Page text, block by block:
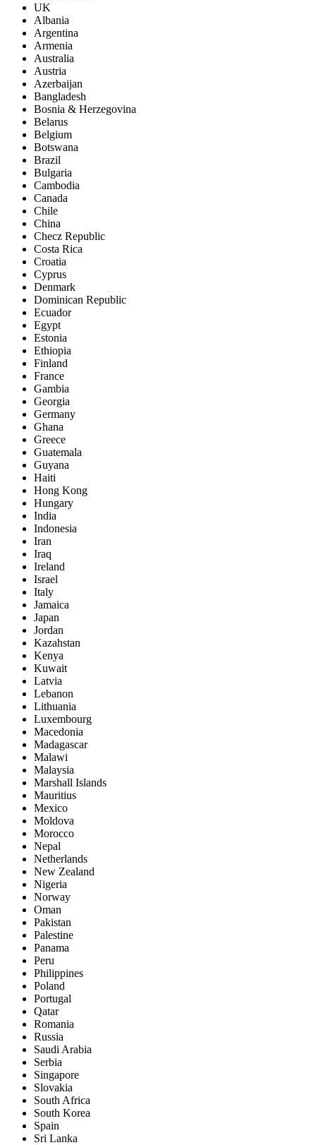
UK
Albania
Argentina
Armenia
Australia
Austria
Azerbaijan
Bangladesh
Bosnia & Herzegovina
Belarus
Belgium
Botswana
Brazil
Bulgaria
Cambodia
Canada
Chile
China
Checz Republic
Costa Rica
Croatia
Cyprus
Denmark
Dominican Republic
Ecuador
Egypt
Estonia
Ethiopia
Finland
France
Gambia
Georgia
Germany
Ghana
Greece
Guatemala
Guyana
Haiti
Hong Kong
Hungary
India
Indonesia
Iran
Iraq
Ireland
Israel
Italy
Jamaica
Japan
Jordan
Kazahstan
Kenya
Kuwait
Latvia
Lebanon
Lithuania
Luxembourg
Macedonia
Madagascar
Malawi
Malaysia
Marshall Islands
Mauritius
Mexico
Moldova
Morocco
Nepal
Netherlands
New Zealand
Nigeria
Norway
Oman
Pakistan
Palestine
Panama
Peru
Philippines
Poland
Portugal
Qatar
Romania
Russia
Saudi Arabia
Serbia
Singapore
Slovakia
South Africa
South Korea
Spain
Sri Lanka